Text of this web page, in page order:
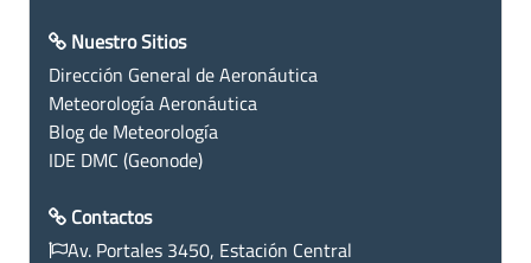
Nuestro Sitios
Dirección General de Aeronáutica
Meteorología Aeronáutica
Blog de Meteorología
IDE DMC (Geonode)
Contactos
Av. Portales 3450, Estación Central